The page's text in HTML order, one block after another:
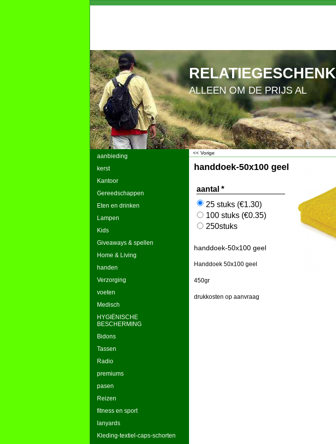
ALLEEN OM DE PRIJS AL
aanbieding
kerst
Kantoor
Gereedschappen
Eten en drinken
Lampen
Kids
Giveaways & spellen
Home & Living
handen
Verzorging
voeten
Medisch
HYGIËNISCHE
BESCHERMING
Bidons
Tassen
Radio
premiums
pasen
Reizen
fitness en sport
lanyards
Kleding-textiel-caps-schorten
<< Vorige
handdoek-50x100 geel
aantal*
25 stuks €1.30)
100 stuks €0.35)
250stuks